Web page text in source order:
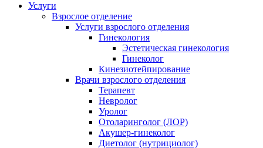
Услуги
Взрослое отделение
Услуги взрослого отделения
Гинекология
Эстетическая гинекология
Гинеколог
Кинезиотейпирование
Врачи взрослого отделения
Терапевт
Невролог
Уролог
Отоларинголог (ЛОР)
Акушер-гинеколог
Диетолог (нутрициолог)